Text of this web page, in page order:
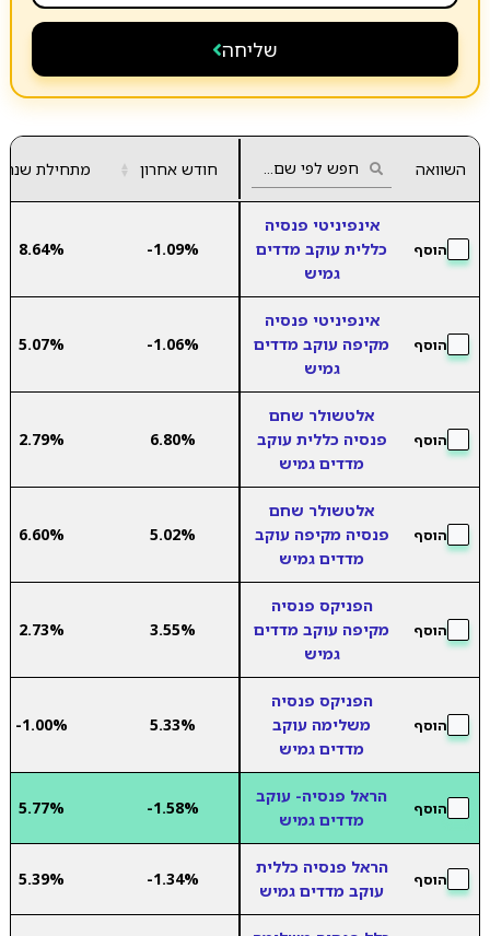
שליחה
השוואה חודש אחרון ▲
▼ מתחילת שנה
הוסף
אינפיניטי פנסיה
כללית עוקב מדדים
גמיש
-1.09%
8.64%
הוסף
אינפיניטי פנסיה
מקיפה עוקב מדדים
גמיש
-1.06%
5.07%
הוסף
אלטשולר שחם
פנסיה כללית עוקב
מדדים גמיש
6.80%
2.79%
הוסף
אלטשולר שחם
פנסיה מקיפה עוקב
מדדים גמיש
5.02%
6.60%
הוסף
הפניקס פנסיה
מקיפה עוקב מדדים
גמיש
3.55%
2.73%
הוסף
הפניקס פנסיה
משלימה עוקב
מדדים גמיש
5.33%
-1.00%
הוסף
הראל פנסיה- עוקב
מדדים גמיש
-1.58%
5.77%
הוסף
הראל פנסיה כללית
עוקב מדדים גמיש
-1.34%
5.39%